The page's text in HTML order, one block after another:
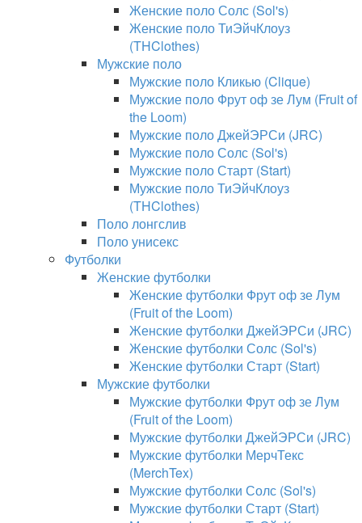
Женские поло Солс (Sol's)
Женские поло ТиЭйчКлоуз
(THClothes)
Мужские поло
Мужские поло Кликью (Clique)
Мужские поло Фрут оф зе Лум (Fruit of
the Loom)
Мужские поло ДжейЭРСи (JRC)
Мужские поло Солс (Sol's)
Мужские поло Старт (Start)
Мужские поло ТиЭйчКлоуз
(THClothes)
Поло лонгслив
Поло унисекс
Футболки
Женские футболки
Женские футболки Фрут оф зе Лум
(Fruit of the Loom)
Женские футболки ДжейЭРСи (JRC)
Женские футболки Солс (Sol's)
Женские футболки Старт (Start)
Мужские футболки
Мужские футболки Фрут оф зе Лум
(Fruit of the Loom)
Мужские футболки ДжейЭРСи (JRC)
Мужские футболки МерчТекс
(MerchTex)
Мужские футболки Солс (Sol's)
Мужские футболки Старт (Start)